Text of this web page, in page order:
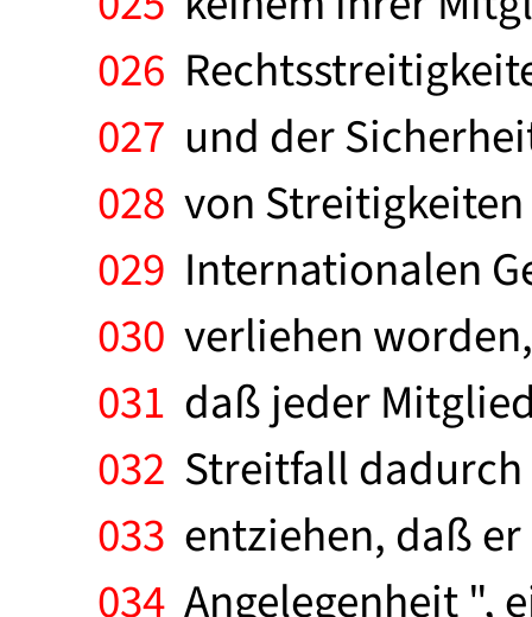
026
027 und der
028 von
029 Internationalen
030 verliehen
031 daß jeder
032 Streitfall
033 entziehen, daß
034 Angelegenheit ",